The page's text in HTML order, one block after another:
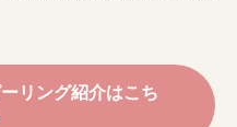
リング紹介はこち